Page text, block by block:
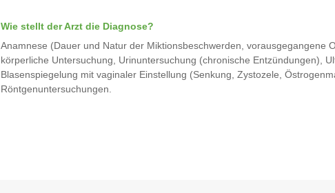
Wie stellt der Arzt die Diagnose?
Anamnese (Dauer und Natur der Miktionsbeschwerden, vorausgegangene
körperliche Untersuchung, Urinuntersuchung (chronische Entzündungen),
Blasenspiegelung mit vaginaler Einstellung (Senkung, Zystozele,
Röntgenuntersuchungen.